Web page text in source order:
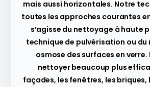
mais aussi horizontales. Notre
toutes les approches courantes en
s’agisse du nettoyage à haute
technique de pulvérisation ou
osmose des surfaces en verre.
nettoyer beaucoup plus
façades, les fenêtres, les briques,